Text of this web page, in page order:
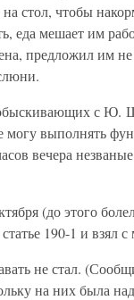
стол, чтобы
еда мешает им
предложил им
с Ю.
могу выполнять
вечера
(до этого
190-1 и взял
не стал.
на них была